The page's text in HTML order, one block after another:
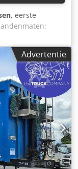
, eerste
1: Hefas;
7 mm
rechts: 6
bandprofiel
kg
Af Rof Maximaal
geen
Advertentie